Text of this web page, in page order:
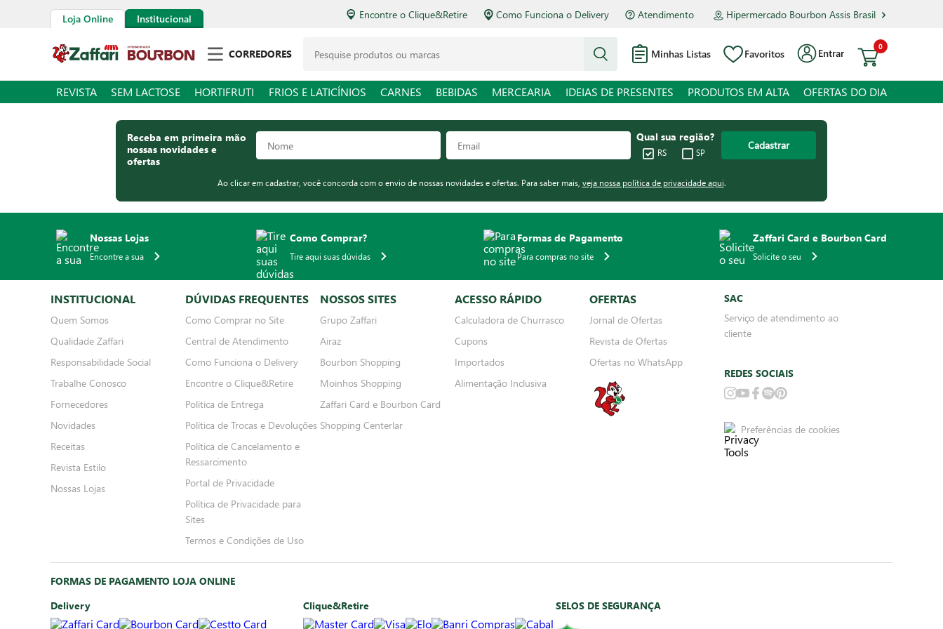
Loja Online Institucional Encontre o Clique&Retire Como Funciona o Delivery Atendimento Hipermercado Bourbon Assis Brasil
CORREDORES Minhas Listas Favoritos Entrar
0
REVISTA SEM LACTOSE HORTIFRUTI FRIOS E LATICÍNIOS CARNES BEBIDAS MERCEARIA IDEIAS DE PRESENTES PRODUTOS EM ALTA OFERTAS DO DIA
Receba em primeira mão
nossas novidades e
ofertas
Qual sua região?
RS SP
Cadastrar
Ao clicar em cadastrar, você concorda com o envio de nossas novidades e ofertas. Para saber mais, veja nossa política de privacidade aqui.
Nossas Lojas
Encontre a sua
Como Comprar?
Tire aqui suas dúvidas
Formas de Pagamento
Para compras no site
Zaffari Card e Bourbon Card
Solicite o seu
INSTITUCIONAL
Quem Somos
Qualidade Zaffari
Responsabilidade Social
Trabalhe Conosco
Fornecedores
Novidades
Receitas
Revista Estilo
Nossas Lojas
DÚVIDAS FREQUENTES
Como Comprar no Site
Central de Atendimento
Como Funciona o Delivery
Encontre o Clique&Retire
Política de Entrega
Política de Trocas e Devoluções
Política de Cancelamento e
Ressarcimento
Portal de Privacidade
Política de Privacidade para
Sites
Termos e Condições de Uso
NOSSOS SITES
Grupo Zaffari
Airaz
Bourbon Shopping
Moinhos Shopping
Zaffari Card e Bourbon Card
Shopping Centerlar
ACESSO RÁPIDO
Calculadora de Churrasco
Cupons
Importados
Alimentação Inclusiva
OFERTAS
Jornal de Ofertas
Revista de Ofertas
Ofertas no WhatsApp
SAC
Serviço de atendimento ao
cliente
REDES SOCIAIS
Preferências de cookies
FORMAS DE PAGAMENTO LOJA ONLINE
Delivery
Clique&Retire SELOS DE SEGURANÇA